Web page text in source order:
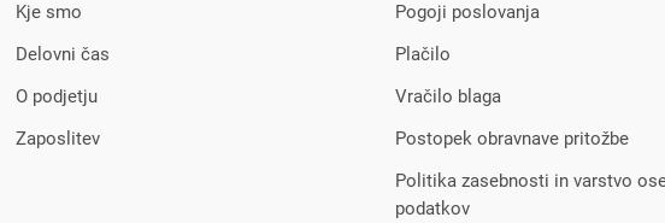
Kje smo
Delovni čas
O podjetju
Zaposlitev
Pogoji poslovanja
Plačilo
Vračilo blaga
Postopek obravnave pritožbe
Politika zasebnosti in varstvo
podatkov